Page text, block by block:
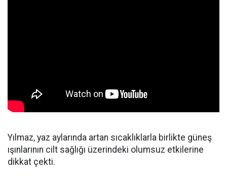
Yılmaz, yaz aylarında artan sıcaklıklarla birlikte güneş
ışınlarının cilt sağlığı üzerindeki olumsuz etkilerine
dikkat çekti.